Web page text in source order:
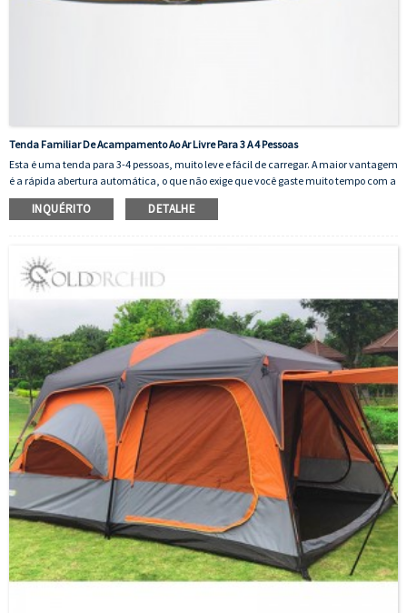
Tenda Familiar De Acampamento Ao Ar Livre Para 3 A 4 Pessoas
Esta é uma tenda para 3-4 pessoas, muito leve e fácil de carregar. A maior vantagem
é a rápida abertura automática, o que não exige que você gaste muito tempo com a
configuração.
INQUÉRITO DETALHE